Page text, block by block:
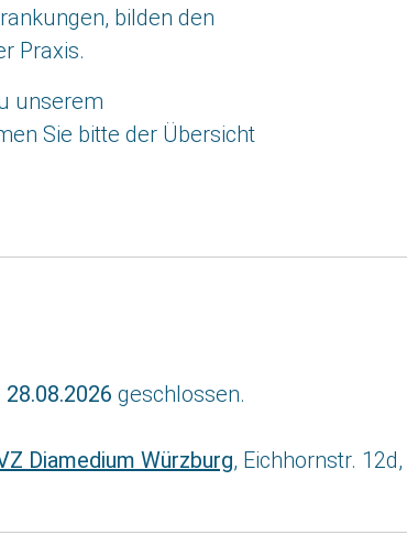
bilden den
Praxis.
unserem
Sie bitte der Übersicht
28.08.2026 geschlossen.
Diamedium Würzburg, Eichhornstr.